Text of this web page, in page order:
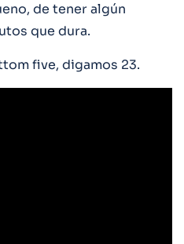
de tener algún
que dura.
five, digamos 23.